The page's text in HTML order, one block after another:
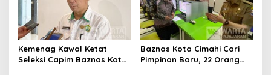
Kemenag Kawal Ketat
Seleksi Capim Baznas Kota
Baznas Kota Cimahi Cari
Pimpinan Baru, 22 Orang